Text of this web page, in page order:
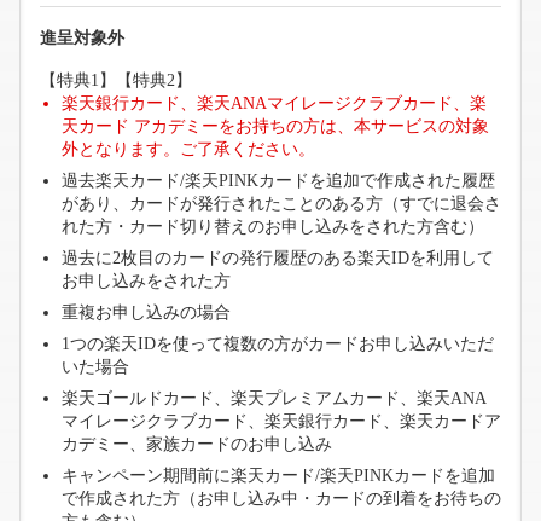
進呈対象外
【特典1】【特典2】
楽天銀行カード、楽天ANAマイレージクラブカード、楽
天カード アカデミーをお持ちの方は、本サービスの対象
外となります。ご了承ください。
過去楽天カード/楽天PINKカードを追加で作成された履歴
があり、カードが発行されたことのある方（すでに退会さ
れた方・カード切り替えのお申し込みをされた方含む）
過去に2枚目のカードの発行履歴のある楽天IDを利用して
お申し込みをされた方
重複お申し込みの場合
1つの楽天IDを使って複数の方がカードお申し込みいただ
いた場合
楽天ゴールドカード、楽天プレミアムカード、楽天ANA
マイレージクラブカード、楽天銀行カード、楽天カードア
カデミー、家族カードのお申し込み
キャンペーン期間前に楽天カード/楽天PINKカードを追加
で作成された方（お申し込み中・カードの到着をお待ちの